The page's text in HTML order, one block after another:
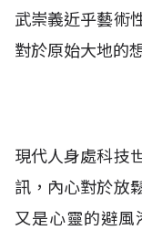
武崇義近乎藝術
對於原始大地的
現代人身處科技
訊，內心對於放
又是心靈的避風